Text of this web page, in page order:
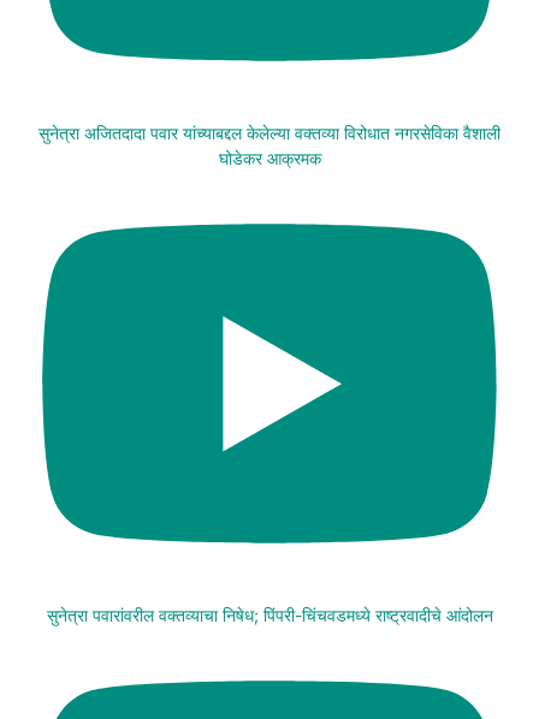
सुनेत्रा अजितदादा पवार यांच्याबद्दल केलेल्या वक्तव्या विरोधात नगरसेविका वैशाली
घोडेकर आक्रमक
सुनेत्रा पवारांवरील वक्तव्याचा निषेध; पिंपरी-चिंचवडमध्ये राष्ट्रवादीचे आंदोलन